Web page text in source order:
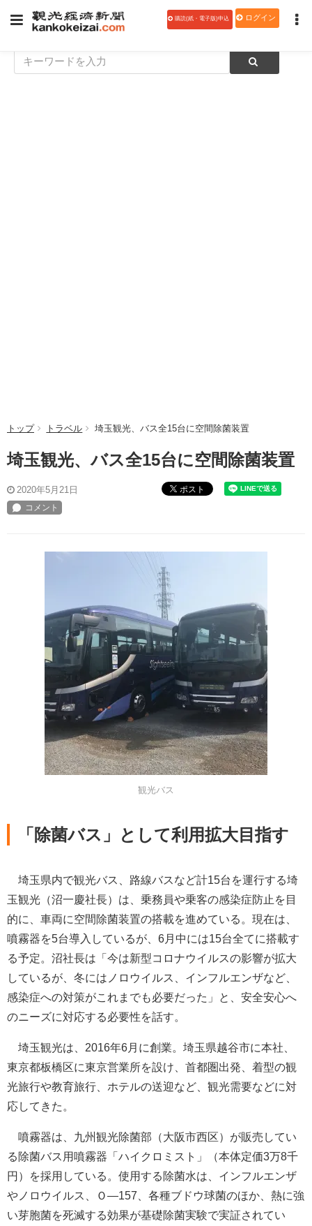
購読(紙・電子版)申込 ログイン
トップ トラベル 埼玉観光、バス全15台に空間除菌装置
埼玉観光、バス全15台に空間除菌装置
2020年5月21日 ポスト
観光バス
「除菌バス」として利用拡大目指す
埼玉県内で観光バス、路線バスなど計15台を運行する埼
玉観光（沼一慶社長）は、乗務員や乗客の感染症防止を目
的に、車両に空間除菌装置の搭載を進めている。現在は、
噴霧器を5台導入しているが、6月中には15台全てに搭載す
る予定。沼社長は「今は新型コロナウイルスの影響が拡大
しているが、冬にはノロウイルス、インフルエンザなど、
感染症への対策がこれまでも必要だった」と、安全安心へ
のニーズに対応する必要性を話す。
埼玉観光は、2016年6月に創業。埼玉県越谷市に本社、
東京都板橋区に東京営業所を設け、首都圏出発、着型の観
光旅行や教育旅行、ホテルの送迎など、観光需要などに対
応してきた。
噴霧器は、九州観光除菌部（大阪市西区）が販売してい
る除菌バス用噴霧器「ハイクロミスト」（本体定価3万8千
円）を採用している。使用する除菌水は、インフルエンザ
やノロウイルス、Ｏ―157、各種ブドウ球菌のほか、熱に強
い芽胞菌を死滅する効果が基礎除菌実験で実証されてい